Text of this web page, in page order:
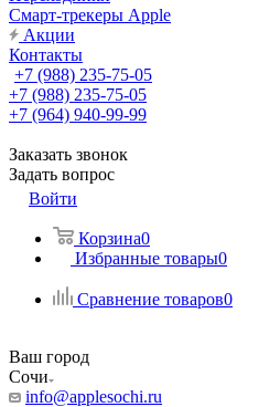
Смарт-трекеры Apple
Акции
Контакты
+7 (988) 235-75-05
+7 (988) 235-75-05
+7 (964) 940-99-99
Заказать звонок
Задать вопрос
Войти
Корзина0
Избранные товары0
Сравнение товаров0
Ваш город
Сочи
info@applesochi.ru